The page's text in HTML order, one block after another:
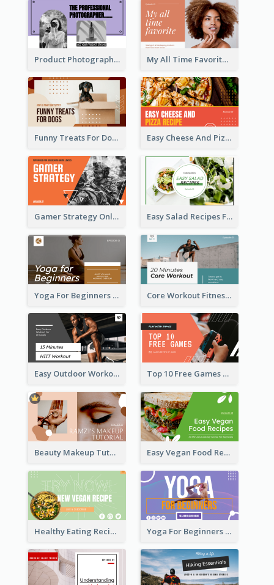
Product Photography YouTube Thumbnail Design My All Time Favorite Beauty Product YouTube Thumbnail
Funny Treats For Dogs YouTube Thumbnail Easy Cheese And Pizza Recipe YouTube Thumbnail
Gamer Strategy Online Game YouTube Thumbnail Easy Salad Recipes Food YouTube Thumbnail
Yoga For Beginners Fitness YouTube Thumbnail Core Workout Fitness YouTube Thumbnail
Easy Outdoor Workout HIIT YouTube Thumbnail Top 10 Free Games YouTube Thumbnail
Beauty Makeup Tutorial Class YouTube Thumbnail Easy Vegan Food Recipes YouTube Thumbnail
Healthy Eating Recipe YouTube Thumbnail Yoga For Beginners YouTube Thumbnail